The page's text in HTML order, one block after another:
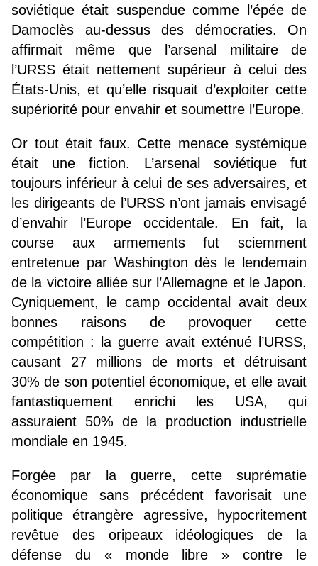
soviétique était suspendue comme l’épée de
Damoclès au-dessus des démocraties. On
affirmait même que l’arsenal militaire de
l’URSS était nettement supérieur à celui des
États-Unis, et qu’elle risquait d’exploiter cette
supériorité pour envahir et soumettre l’Europe.
Or tout était faux. Cette menace systémique
était une fiction. L’arsenal soviétique fut
toujours inférieur à celui de ses adversaires, et
les dirigeants de l’URSS n’ont jamais envisagé
d’envahir l’Europe occidentale. En fait, la
course aux armements fut sciemment
entretenue par Washington dès le lendemain
de la victoire alliée sur l’Allemagne et le Japon.
Cyniquement, le camp occidental avait deux
bonnes raisons de provoquer cette
compétition : la guerre avait exténué l’URSS,
causant 27 millions de morts et détruisant
30% de son potentiel économique, et elle avait
fantastiquement enrichi les USA, qui
assuraient 50% de la production industrielle
mondiale en 1945.
Forgée par la guerre, cette suprématie
économique sans précédent favorisait une
politique étrangère agressive, hypocritement
revêtue des oripeaux idéologiques de la
défense du « monde libre » contre le